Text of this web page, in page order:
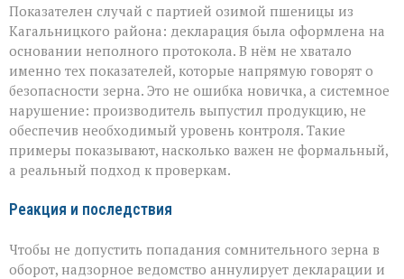
Показателен случай с партией озимой пшеницы из
Кагальницкого района: декларация была оформлена на
основании неполного протокола. В нём не хватало
именно тех показателей, которые напрямую говорят о
безопасности зерна. Это не ошибка новичка, а системное
нарушение: производитель выпустил продукцию, не
обеспечив необходимый уровень контроля. Такие
примеры показывают, насколько важен не формальный,
а реальный подход к проверкам.
Реакция и последствия
Чтобы не допустить попадания сомнительного зерна в
оборот, надзорное ведомство аннулирует декларации и